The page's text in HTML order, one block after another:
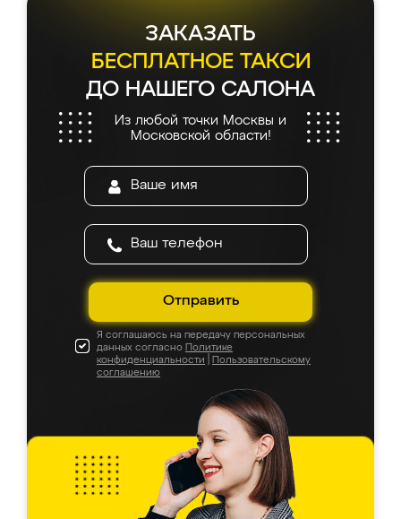
ЗАКАЗАТЬ
БЕСПЛАТНОЕ ТАКСИ
ДО НАШЕГО САЛОНА
Из любой точки Москвы и
Московской области!
Отправить
Я соглашаюсь на передачу персональных
данных согласно Политике
конфиденциальности
Пользовательскому
соглашению